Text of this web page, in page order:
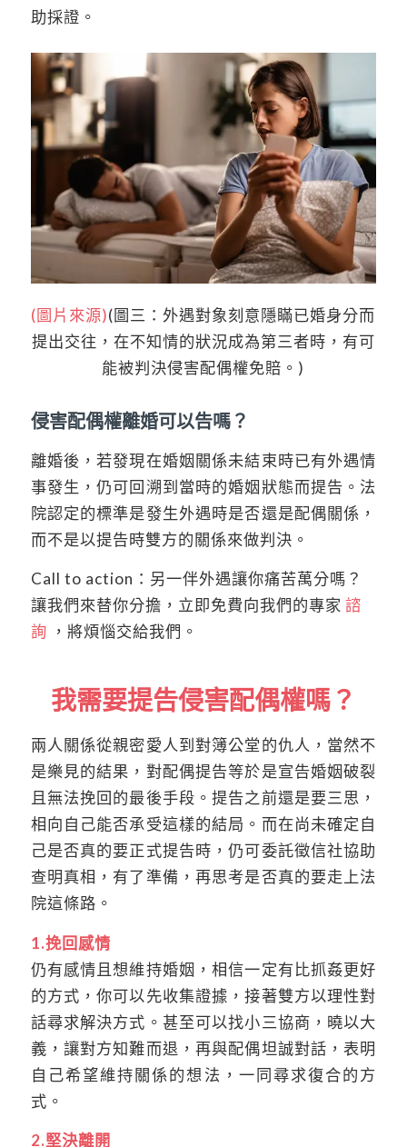
助採證。
(圖片來源)(圖三：外遇對象刻意隱瞞已婚身分而
提出交往，在不知情的狀況成為第三者時，有可
能被判決侵害配偶權免賠。)
侵害配偶權離婚可以告嗎？
離婚後，若發現在婚姻關係未結束時已有外遇情
事發生，仍可回溯到當時的婚姻狀態而提告。法
院認定的標準是發生外遇時是否還是配偶關係，
而不是以提告時雙方的關係來做判決。
Call to action：另一伴外遇讓你痛苦萬分嗎？
讓我們來替你分擔，立即免費向我們的專家 諮
詢 ，將煩惱交給我們。
我需要提告侵害配偶權嗎？
兩人關係從親密愛人到對簿公堂的仇人，當然不
是樂見的結果，對配偶提告等於是宣告婚姻破裂
且無法挽回的最後手段。提告之前還是要三思，
相向自己能否承受這樣的結局。而在尚未確定自
己是否真的要正式提告時，仍可委託徵信社協助
查明真相，有了準備，再思考是否真的要走上法
院這條路。
1.挽回感情
仍有感情且想維持婚姻，相信一定有比抓姦更好
的方式，你可以先收集證據，接著雙方以理性對
話尋求解決方式。甚至可以找小三協商，曉以大
義，讓對方知難而退，再與配偶坦誠對話，表明
自己希望維持關係的想法，一同尋求復合的方
式。
2.堅決離開